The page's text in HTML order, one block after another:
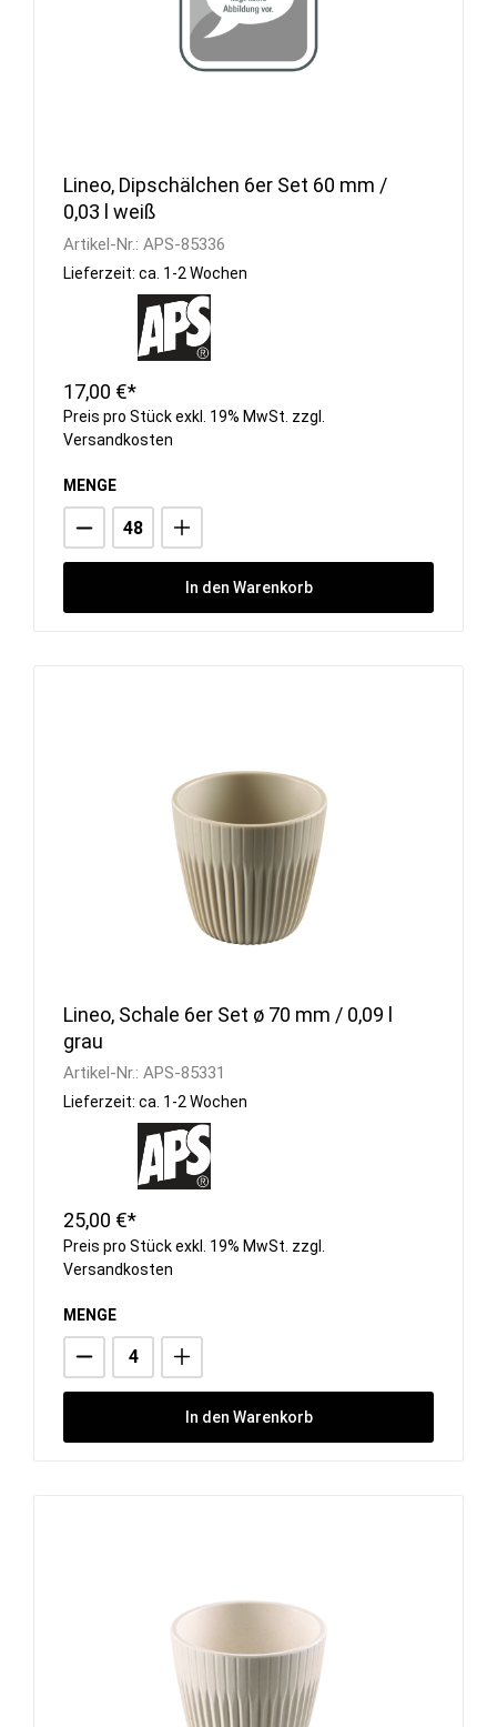
Lineo, Dipschälchen 6er Set 60 mm /
0,03 l weiß
Artikel-Nr.: APS-85336
Lieferzeit: ca. 1-2 Wochen
17,00 €*
Preis pro Stück exkl. 19% MwSt. zzgl.
Versandkosten
MENGE
In den Warenkorb
Lineo, Schale 6er Set ø 70 mm / 0,09 l
grau
Artikel-Nr.: APS-85331
Lieferzeit: ca. 1-2 Wochen
25,00 €*
Preis pro Stück exkl. 19% MwSt. zzgl.
Versandkosten
MENGE
In den Warenkorb